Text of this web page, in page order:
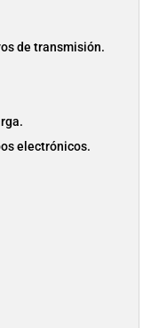
de transmisión.
electrónicos.